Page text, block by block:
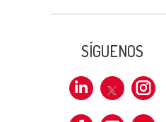
SÍGUENOS
Linkedin
X